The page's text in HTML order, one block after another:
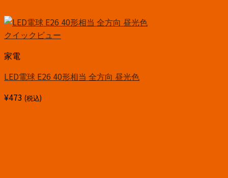
クイックビュー
家電
LED電球 E26 40形相当 全方向 昼光色
¥473 (税込)